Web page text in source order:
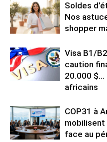
Soldes
Nos
shopper
Visa B1/
caution
20.000 $…
africains
COP31 à
mobilisent
face au